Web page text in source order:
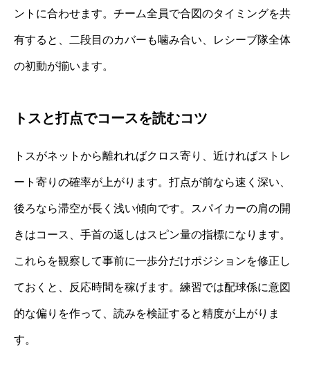
ントに合わせます。チーム全員で合図のタイミングを共
有すると、二段目のカバーも噛み合い、レシーブ隊全体
の初動が揃います。
トスと打点でコースを読むコツ
トスがネットから離れればクロス寄り、近ければストレ
ート寄りの確率が上がります。打点が前なら速く深い、
後ろなら滞空が長く浅い傾向です。スパイカーの肩の開
きはコース、手首の返しはスピン量の指標になります。
これらを観察して事前に一歩分だけポジションを修正し
ておくと、反応時間を稼げます。練習では配球係に意図
的な偏りを作って、読みを検証すると精度が上がりま
す。